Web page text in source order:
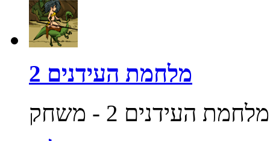
מלחמת העידנים 2